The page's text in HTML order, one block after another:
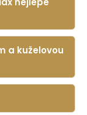
a kuželovou